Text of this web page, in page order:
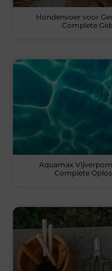
Hondenvoer voor
Complete
Aquamax
Complete